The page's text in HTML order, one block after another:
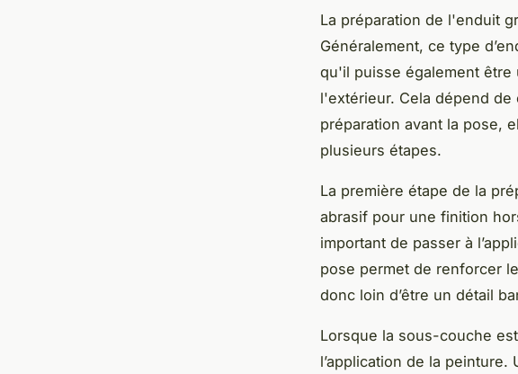
La préparation de l'enduit
Généralement, ce type
qu'il puisse également être
l'extérieur. Cela dépend de
préparation avant la pose,
plusieurs étapes.
La première étape de la
abrasif pour une finition
important de passer à
pose permet de renforcer
donc loin d’être un détail
Lorsque la sous-couche
l’application de la